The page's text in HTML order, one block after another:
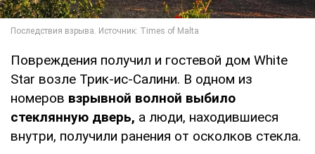
Повреждения получил и гостевой дом White
Star возле Трик-ис-Салини. В одном из
номеров взрывной волной выбило
стеклянную дверь, а люди, находившиеся
внутри, получили ранения от осколков стекла.